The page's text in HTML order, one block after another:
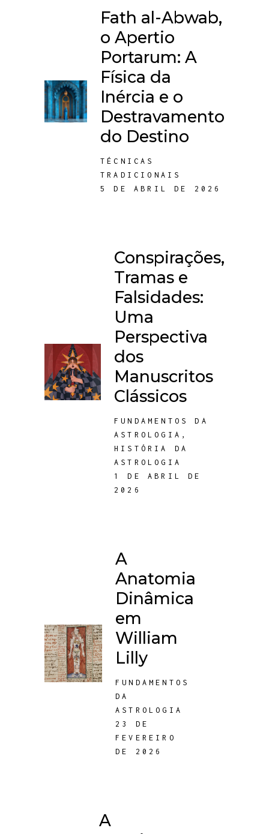
Fath al-Abwab,
o Apertio
Portarum: A
Física da
Inércia e o
Destravamento
do Destino
TÉCNICAS
TRADICIONAIS
5 DE ABRIL DE 2026
Conspirações,
Tramas e
Falsidades:
Uma
Perspectiva
dos
Manuscritos
Clássicos
FUNDAMENTOS DA
ASTROLOGIA ,
HISTÓRIA DA
ASTROLOGIA
1 DE ABRIL DE
2026
A
Anatomia
Dinâmica
em
William
Lilly
FUNDAMENTOS
DA
ASTROLOGIA
23 DE
FEVEREIRO
DE 2026
A